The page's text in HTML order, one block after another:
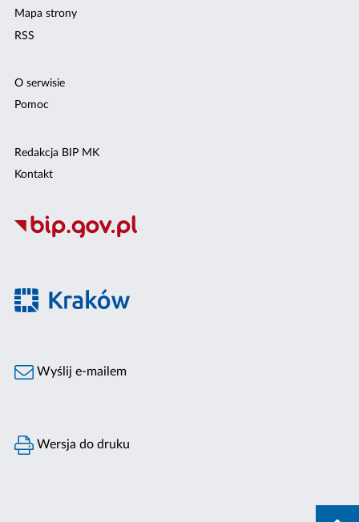
Mapa strony
RSS
O serwisie
Pomoc
Redakcja BIP MK
Kontakt
Wyślij e-mailem
Wersja do druku